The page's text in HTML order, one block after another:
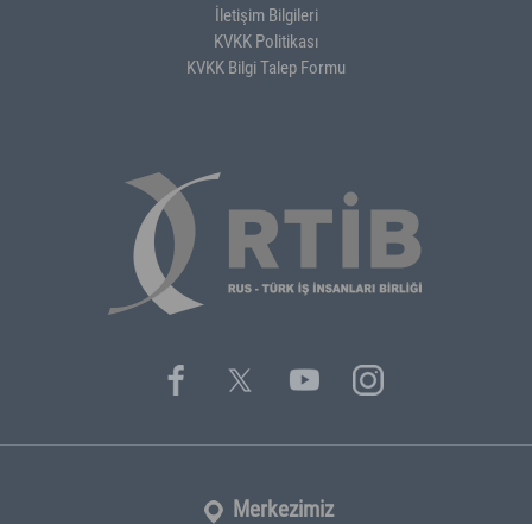
İletişim Bilgileri
KVKK Politikası
KVKK Bilgi Talep Formu
Merkezimiz